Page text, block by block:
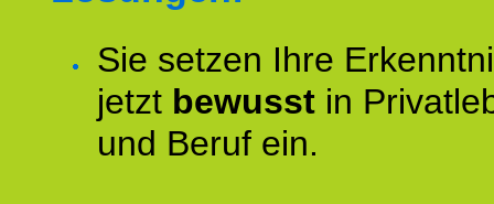
Sie setzen Ihre
jetzt bewusst in
und Beruf ein.